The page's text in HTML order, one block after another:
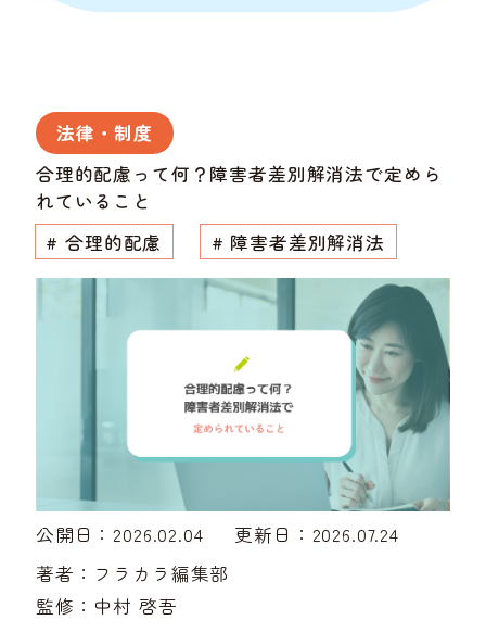
法律・制度
合理的配慮って何？障害者差別解消法で定めら
れていること
# 合理的配慮
# 障害者差別解消法
公開日：2026.02.04
更新日：2026.07.24
著者： フラカラ編集部
監修： 中村 啓吾